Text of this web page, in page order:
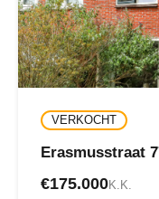
VERKOCHT
Erasmusstraat
€175.000K.K.